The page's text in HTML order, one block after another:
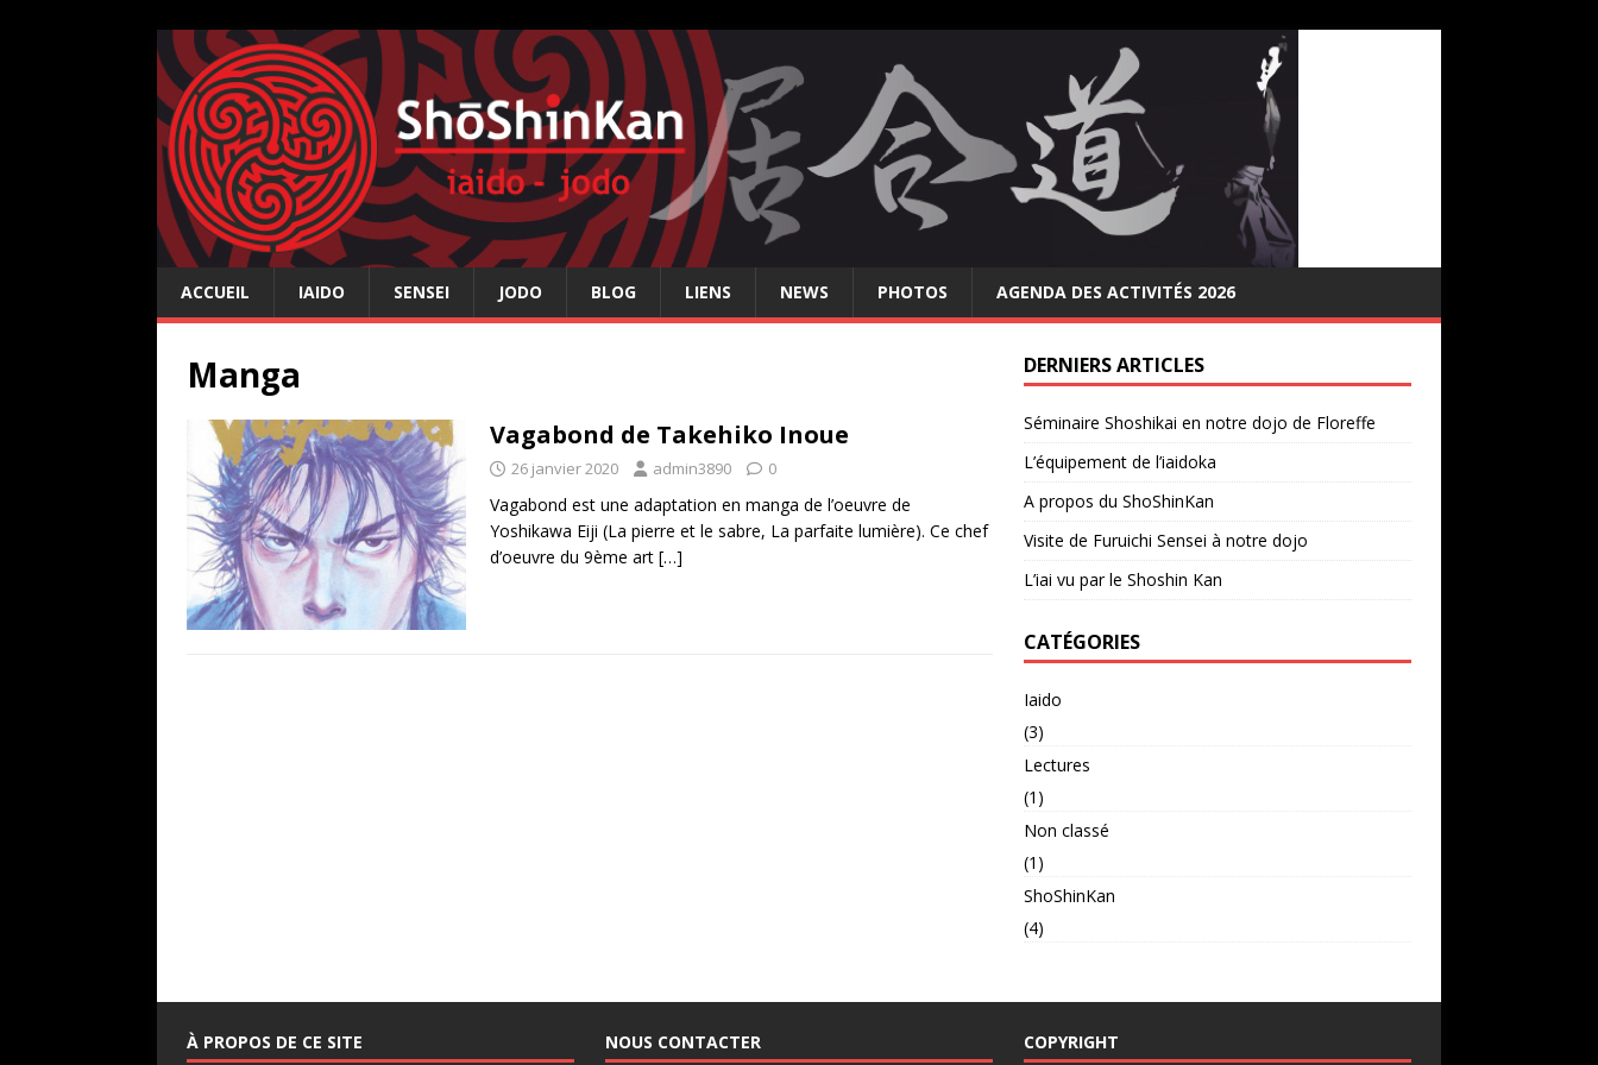
ACCUEIL IAIDO SENSEI JODO BLOG LIENS NEWS PHOTOS AGENDA DES ACTIVITÉS 2026
Manga
Vagabond de Takehiko Inoue
26 janvier 2020 admin3890 0
Vagabond est une adaptation en manga de l’oeuvre de
Yoshikawa Eiji (La pierre et le sabre, La parfaite lumière). Ce chef
d’oeuvre du 9ème art […]
DERNIERS ARTICLES
Séminaire Shoshikai en notre dojo de Floreffe
L’équipement de l’iaidoka
A propos du ShoShinKan
Visite de Furuichi Sensei à notre dojo
L’iai vu par le Shoshin Kan
CATÉGORIES
Iaido
(3)
Lectures
(1)
Non classé
(1)
ShoShinKan
(4)
À PROPOS DE CE SITE NOUS CONTACTER COPYRIGHT